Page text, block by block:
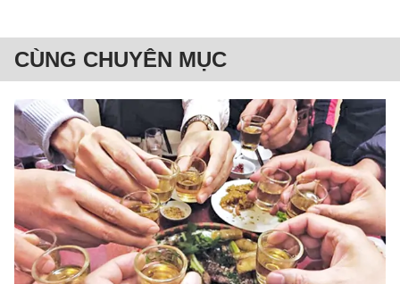
CÙNG CHUYÊN MỤC